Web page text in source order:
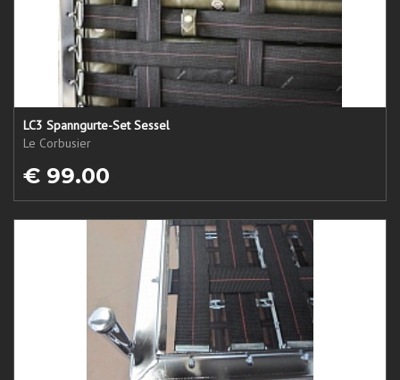
LC3 Spanngurte-Set Sessel
Le Corbusier
€ 99.00